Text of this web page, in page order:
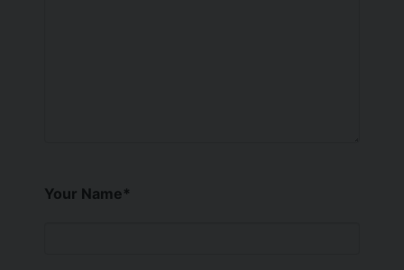
Your Name*